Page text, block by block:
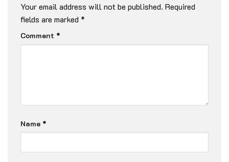
Your email address will not be published. Required
fields are marked *
Comment *
Name *